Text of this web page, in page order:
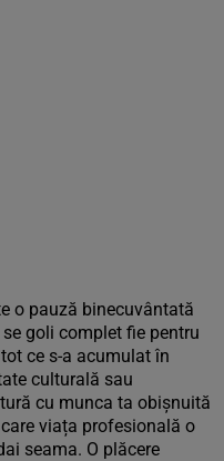
o pauză binecuvântată
goli complet fie pentru
ce s-a acumulat în
culturală sau
cu munca ta obișnuită
viața profesională o
seama. O plăcere